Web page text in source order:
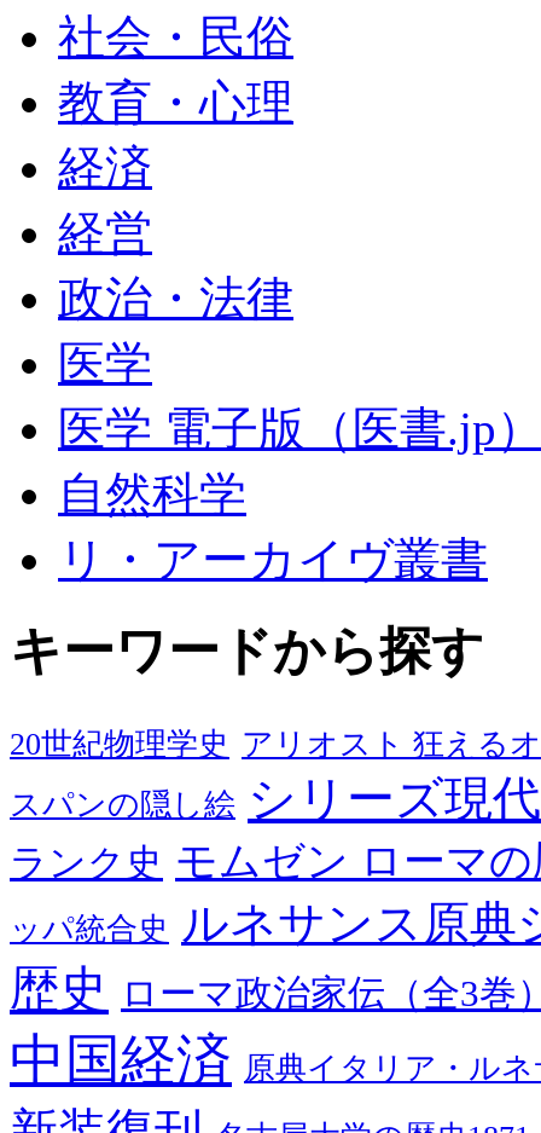
社会・民俗
教育・心理
経済
経営
政治・法律
医学
医学 電子版（医書.jp
自然科学
リ・アーカイヴ叢書
キーワードから探す
20世紀物理学史 アリオスト 狂える
スパンの隠し絵 シリーズ現
ランク史 モムゼン ローマ
ッパ統合史 ルネサンス原典
歴史 ローマ政治家伝（全3巻
中国経済 原典イタリア・ル